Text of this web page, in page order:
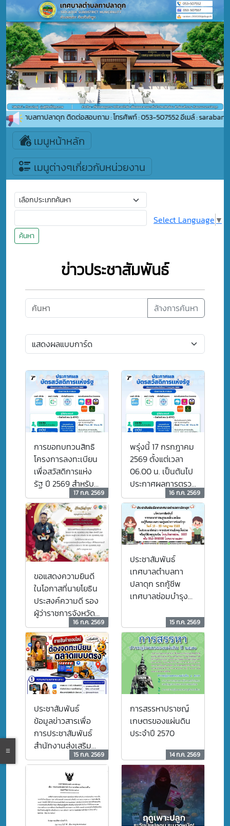
ลตำบลทาปลาดุก ติดต่อสอบถาม : โทรศัพท์ : 053-507552 อีเมล์ :
เมนูหน้าหลัก
เมนูต่างๆเกี่ยวกับหน่วยงาน
ค้นหา
Select Language ▼
ข่าวประชาสัมพันธ์
ล้างการค้นหา
การขอทบทวนสิทธิ
โครงการลงทะเบียน
เพื่อสวัสดิการแห่ง
รัฐ ปี 2569 สำหรับผู้
ไม่ผ่านเกณฑ์การ
พิจารณาคุณสมบัติ
17 ก.ค. 2569
พรุ่งนี้ 17 กรกฎาคม
2569 ตั้งแต่เวลา
06.00 น. เป็นต้นไป
ประกาศผลการตรวจ
สอบคุณสมบัติผู้ลง
ทะเบียน “บัตร
สวัสดิการแห่งรัฐ
2569” รอบใหม่
16 ก.ค. 2569
ขอแสดงความยินดี
ในโอกาสที่นายโยธิน
ประสงค์ความดี รอง
ผู้ว่าราชการจังหวัด
ลำพูน เข้ารับ
พระราชทานรางวัล
บุคคลผู้ปฏิบัติงาน
โครงการ TO BE
NUMBER ONE ดี
เด่น ประจำปี 2569
16 ก.ค. 2569
ประชาสัมพันธ์
เทศบาลตำบลทา
ปลาดุก รถกู้ชีพ
เทศบาลซ่อมบำรุง
ฉุกเฉิน โทร. 1669
หรือ 053-976000
โรงพยาบาลแม่ทา
ขณะนี้ รถกู้ชีพของ
เทศบาลอยู่ระหว่าง
การซ่อมบำรุง เพื่อ
ให้พร้อมใช้งานอย่าง
ปลอดภัยและมี
ประสิทธิภาพสูงสุด
ในการให้บริการ
ตำบลทาปลาดุก
ขออภัยในความไม่
สะดวกมา ณ ที่นี้
15 ก.ค. 2569
ประชาสัมพันธ์
ข้อมูลข่าวสารเพื่อ
การประชาสัมพันธ์
สำนักงานส่งเสริม
การปกครองท้องถิ่น
จังหวัดลำพูน
สำนักงานคณะ
กรรมการคุ้มครองผู้
บริโภค (สคบ.) มี
ประเด็นสำคัญที่ควร
15 ก.ค. 2569
การสรรหาปราชญ์
เกษตรของแผ่นดิน
ประจำปี 2570
14 ก.ค. 2569